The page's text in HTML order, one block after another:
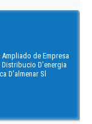
de Empresa
D'energia
D'almenar Sl